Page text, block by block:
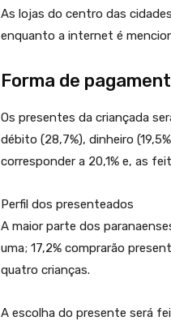
As lojas do centro das
enquanto a internet é
Forma de
Os presentes da criançada
débito (28,7%), dinheiro
corresponder a 20,1% e, as
Perfil dos presenteados
A maior parte dos
uma; 17,2% comprarão
quatro crianças.
A escolha do presente será